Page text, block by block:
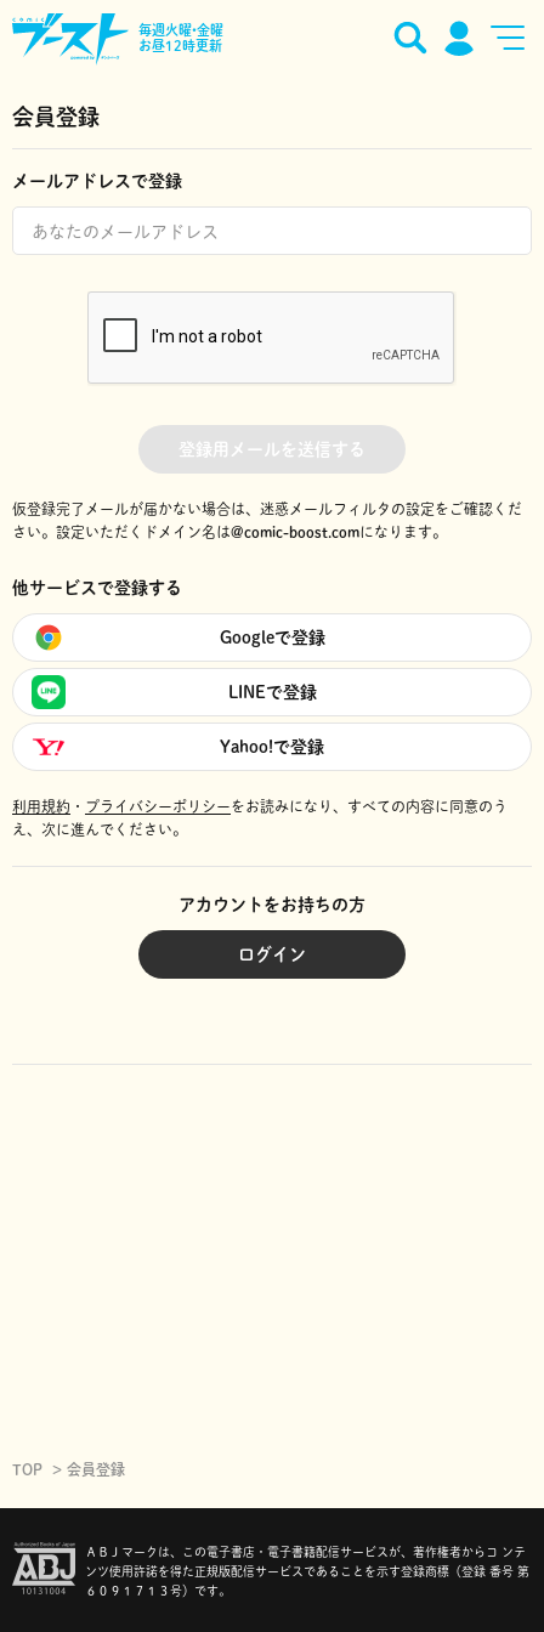
毎週火曜•金曜
お昼12時更新
会員登録
メールアドレスで登録
登録用メールを送信する
仮登録完了メールが届かない場合は、迷惑メールフィルタの設定をご確認くだ
さい。 設定いただくドメイン名は@comic-boost.comになります。
他サービスで登録する
Googleで登録
LINEで登録
Yahoo!で登録
利用規約 ・ プライバシーポリシーをお読みになり、 すべての内容に同意のう
え、次に進んでください。
アカウントをお持ちの方
ログイン
TOP 会員登録
ＡＢＪマークは、この電子書店・電子書籍配信サービスが、著作権者からコ ンテ
ンツ使用許諾を得た正規版配信サービスであることを示す登録商標（登録 番号 第
６０９１７１３号）です。